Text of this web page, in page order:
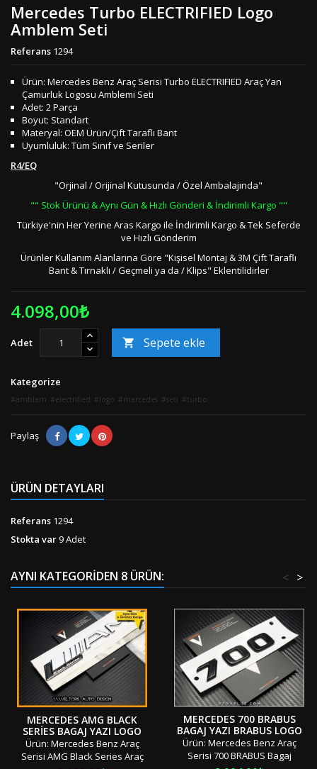
Mercedes Turbo ELECTRIFIED Logo
Amblem Seti
Referans 1294
Ürün: Mercedes Benz Araç Serisi Turbo ELECTRIFIED Araç Yan
Çamurluk Logosu Amblemi Seti
Adet: 2 Parça
Boyut: Standart
Materyal: OEM Ürün/Çift Taraflı Bant
Uyumluluk: Tüm Sınıf ve Seriler
R4/EQ
"Orjinal / Orijinal Kutusunda / Özel Ambalajında"
"" Stok Ürünü & Aynı Gün & Hızlı Gönderi & İndirimli Kargo ""
Türkiye'nin Her Yerine Aras Kargo ile İndirimli Kargo & Tek Seferde
ve Hızlı Gönderim
Ürünler Kullanım Alanlarına Göre "Kişisel Montaj & 3M Çift Taraflı
Bant & Tırnaklı / Geçmeli ya da / Klips" Eklentilidirler
4.098,00₺
Adet  Sepete ekle
Kategorize
amblem electrified logo mercedes seti turbo
Paylaş
ÜRÜN DETAYLARI
Referans 1294
Stokta var9 Adet
AYNI KATEGORIDEN 8 ÜRÜN: >
<
MERCEDES AMG BLACK
SERIES BAGAJ YAZI LOGO
AMBLEM
Ürün: Mercedes Benz Araç
Serisi AMG Black Series Araç
MERCEDES 700 BRABUS
BAGAJ YAZI BRABUS LOGO
AMBLEM
Ürün: Mercedes Benz Araç
Serisi 700 BRABUS Bagaj